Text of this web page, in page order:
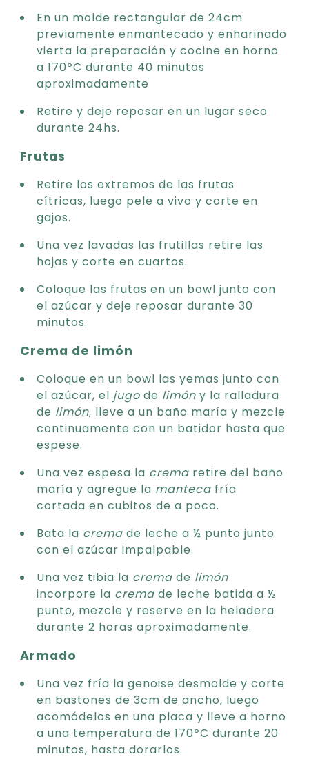
En un molde rectangular de 24cm
previamente enmantecado y enharinado
vierta la preparación y cocine en horno
a 170ºC durante 40 minutos
aproximadamente
Retire y deje reposar en un lugar seco
durante 24hs.
Frutas
Retire los extremos de las frutas
cítricas, luego pele a vivo y corte en
gajos.
Una vez lavadas las frutillas retire las
hojas y corte en cuartos.
Coloque las frutas en un bowl junto con
el azúcar y deje reposar durante 30
minutos.
Crema de limón
Coloque en un bowl las yemas junto con
el azúcar, el jugo de limón y la ralladura
de limón, lleve a un baño maría y mezcle
continuamente con un batidor hasta que
espese.
Una vez espesa la crema retire del baño
maría y agregue la manteca fría
cortada en cubitos de a poco.
Bata la crema de leche a ½ punto junto
con el azúcar impalpable.
Una vez tibia la crema de limón
incorpore la crema de leche batida a ½
punto, mezcle y reserve en la heladera
durante 2 horas aproximadamente.
Armado
Una vez fría la genoise desmolde y corte
en bastones de 3cm de ancho, luego
acomódelos en una placa y lleve a horno
a una temperatura de 170ºC durante 20
minutos, hasta dorarlos.